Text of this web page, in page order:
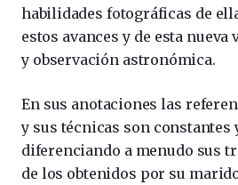
habilidades fotográficas de
estos avances y de esta
y observación astronómica.
En sus anotaciones las
y sus técnicas son constantes
diferenciando a menudo sus
de los obtenidos por su